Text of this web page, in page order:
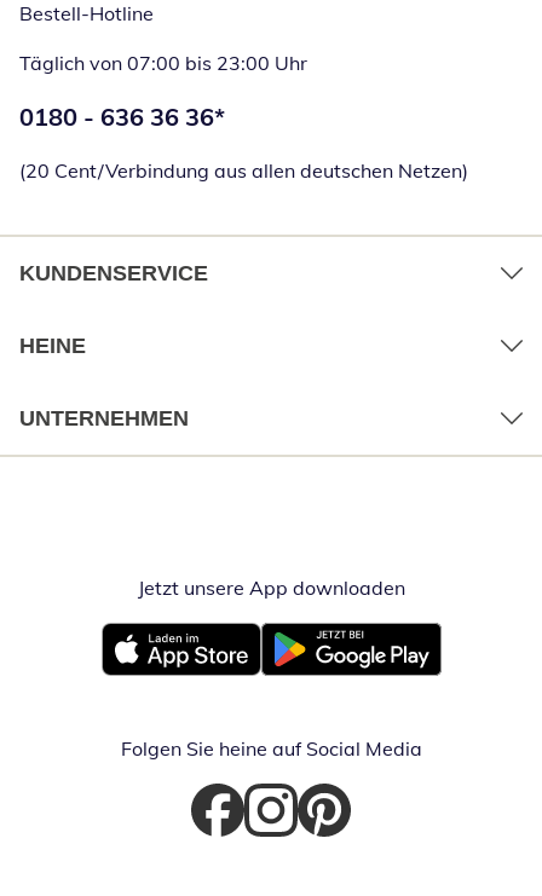
Bestell-Hotline
Täglich von 07:00 bis 23:00 Uhr
Telefonnummer:
0180 - 636 36 36*
(20 Cent/Verbindung aus allen deutschen Netzen)
KUNDENSERVICE
HEINE
UNTERNEHMEN
Jetzt unsere App downloadenÖffnet in
Öffnet in neuem FensterÖffnet in neuem Fenster
Folgen Sie heine auf Social Media
Öffnet in neuem Fenster
Öffnet in neuem Fenster
Öffnet in neuem Fenster